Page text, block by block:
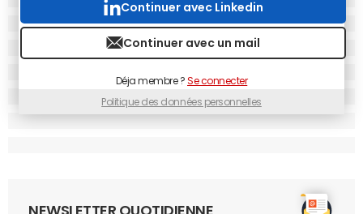
Continuer avec Linkedin
Continuer avec un mail
Déja membre ?Se connecter
Politique des données personnelles
NEWSLETTER QUOTIDIENNE